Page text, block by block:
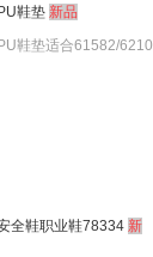
鞋垫 新品
鞋垫适合61582/6210
全鞋职业鞋78334 新